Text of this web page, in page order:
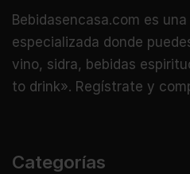
Bebidasencasa.com es
especializada donde
vino, sidra, bebidas
to drink». Regístrate y
Categorías